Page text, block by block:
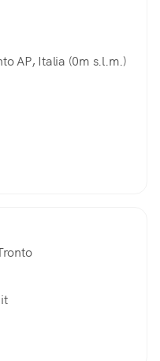
AP, Italia (0m s.l.m.)